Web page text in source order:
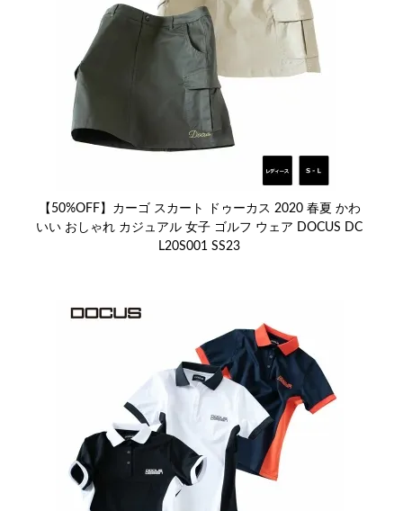
【50%OFF】カーゴ スカート ドゥーカス 2020 春夏 かわ
いい おしゃれ カジュアル 女子 ゴルフ ウェア DOCUS DC
L20S001 SS23